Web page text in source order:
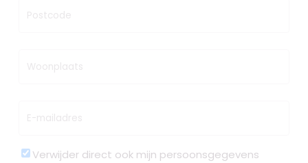
Postcode
Woonplaats
E-mailadres
Verwijder direct ook mijn persoonsgegevens